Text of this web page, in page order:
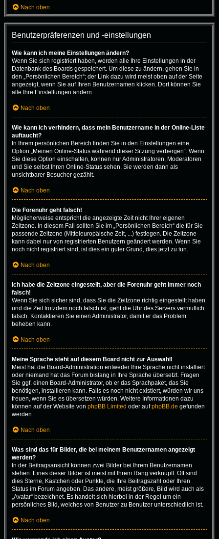
Nach oben
Benutzerpräferenzen und -einstellungen
Wie kann ich meine Einstellungen ändern?
Wenn Sie sich registriert haben, werden alle Ihre Einstellungen in der
Datenbank des Boards gespeichert. Um diese zu ändern, gehen Sie in
den „Persönlichen Bereich“; der Link dazu wird meist oben auf der Seite
angezeigt, wenn Sie auf Ihren Benutzernamen klicken. Dort können Sie
alle Ihre Einstellungen ändern.
Nach oben
Wie kann ich verhindern, dass mein Benutzername in der Online-Liste
auftaucht?
In Ihrem persönlichen Bereich finden Sie in den Einstellungen eine
Option „Meinen Online-Status während dieser Sitzung verbergen“. Wenn
Sie diese Option einschalten, können nur Administratoren, Moderatoren
und Sie selbst Ihren Online-Status sehen. Sie werden dann als
unsichtbarer Besucher gezählt.
Nach oben
Die Forenuhr geht falsch!
Möglicherweise entspricht die angezeigte Zeit nicht Ihrer eigenen
Zeitzone. In diesem Fall sollten Sie im „Persönlichen Bereich“ die für Sie
passende Zeitzone (Mitteleuropäische Zeit, ...) festlegen. Die Zeitzone
kann dabei nur von registrierten Benutzern geändert werden. Wenn Sie
noch nicht registriert sind, ist dies ein guter Grund, dies jetzt zu tun.
Nach oben
Ich habe die Zeitzone eingestellt, aber die Forenuhr geht immer noch
falsch!
Wenn Sie sich sicher sind, dass Sie die Zeitzone richtig eingestellt haben
und die Zeit trotzdem noch falsch ist, geht die Uhr des Servers vermutlich
falsch. Kontaktieren Sie einen Administrator, damit er das Problem
beheben kann.
Nach oben
Meine Sprache steht auf diesem Board nicht zur Auswahl!
Meist hat die Board-Administration entweder Ihre Sprache nicht installiert
oder niemand hat das Forum bislang in Ihre Sprache übersetzt. Fragen
Sie ggf. einen Board-Administrator, ob er das Sprachpaket, das Sie
benötigen, installieren kann. Falls es noch nicht existiert, würden wir uns
freuen, wenn Sie es übersetzen würden. Weitere Informationen dazu
können auf der Website von phpBB Limited oder aufphpBB.de gefunden
werden.
Nach oben
Was sind das für Bilder, die bei meinem Benutzernamen angezeigt
werden?
In der Beitragsansicht können zwei Bilder bei Ihrem Benutzernamen
stehen. Eines dieser Bilder ist meist mit Ihrem Rang verknüpft: Oft sind
dies Sterne, Kästchen oder Punkte, die Ihre Beitragszahl oder Ihren
Status im Forum angeben. Das andere, meist größere, Bild wird auch als
„Avatar“ bezeichnet. Es handelt sich hierbei in der Regel um ein
persönliches Bild, welches von Benutzer zu Benutzer unterschiedlich ist.
Nach oben